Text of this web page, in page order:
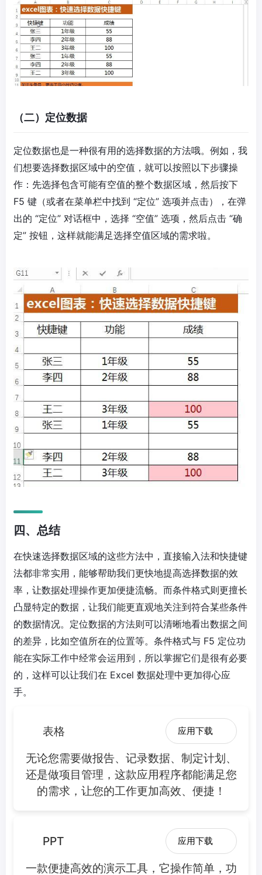
（二）定位数据
定位数据也是一种很有用的选择数据的方法哦。例如，我
们想要选择数据区域中的空值，就可以按照以下步骤操
作：先选择包含可能有空值的整个数据区域，然后按下
F5 键（或者在菜单栏中找到 “定位” 选项并点击），在弹
出的 “定位” 对话框中，选择 “空值” 选项，然后点击 “确
定” 按钮，这样就能满足选择空值区域的需求啦。
四、总结
在快速选择数据区域的这些方法中，直接输入法和快捷键
法都非常实用，能够帮助我们更快地提高选择数据的效
率，让数据处理操作更加便捷流畅。而条件格式则更擅长
凸显特定的数据，让我们能更直观地关注到符合某些条件
的数据情况。定位数据的方法则可以清晰地看出数据之间
的差异，比如空值所在的位置等。条件格式与 F5 定位功
能在实际工作中经常会运用到，所以掌握它们是很有必要
的，这样可以让我们在 Excel 数据处理中更加得心应
手。
表格 应用下载
无论您需要做报告、记录数据、制定计划、
还是做项目管理，这款应用程序都能满足您
的需求，让您的工作更加高效、便捷！
PPT 应用下载
一款便捷高效的演示工具，它操作简单，功